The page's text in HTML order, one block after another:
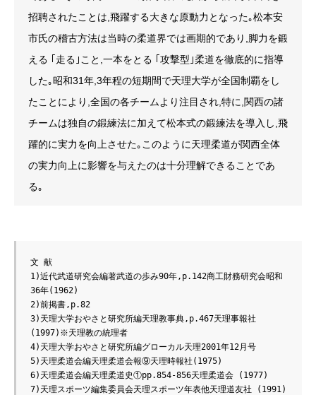
招聘されたことは,飛躍する大きな原動力となった｡松本安
市氏の稽古方法は当時の柔道界では画期的であり,脚力を鍛
える ｢走る｣こと,一本をとる ｢攻撃型｣柔道を徹底的に指導
した｡昭和31年,3年程の短期間で天理大学が全国制覇をし
たことにより,全国の各チームより注目され,特に,関西の諸
チームは独自の鍛練法に加えて松本式の鍛練法を導入し,飛
躍的に実力を向上させた｡このように天理柔道が関西全体
の実力向上に影響を与えたのは十分理解できることであ
る｡
文 献
1)近代武道研究会編著武道の歩み90年,p.142商工財務研究会昭和
36年(1962)
2)前掲書,p.82
3)天理大学おやさと研究所編天理教事典,p.467天理事報社
(1997)※天理教の統理者
4)天理大学おやさと研究所編グローカル天理2001年12月号
5)天理柔道会編天理柔道会報⑨天理時報社(1975)
6)天理柔道会編天理柔道史①pp.854-856天理柔道会 (1977)
7)天理スポーツ編集委員会天理スポーツ年表他天理道友社 (1991)